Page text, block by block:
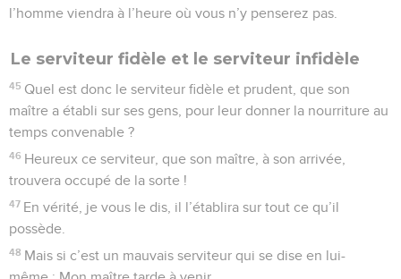
l’homme viendra à l’heure où vous n’y penserez pas.
Le serviteur fidèle et le serviteur infidèle
45 Quel est donc le serviteur fidèle et prudent, que son
maître a établi sur ses gens, pour leur donner la nourriture au
temps convenable ?
46 Heureux ce serviteur, que son maître, à son arrivée,
trouvera occupé de la sorte !
47 En vérité, je vous le dis, il l’établira sur tout ce qu’il
possède.
48 Mais si c’est un mauvais serviteur qui se dise en lui-